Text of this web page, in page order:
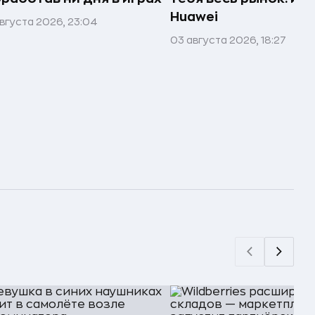
2026, 23:04
Huawei
03 августа 2026, 18:27